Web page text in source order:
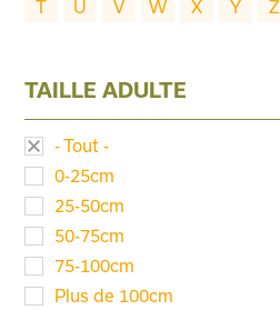
T
U V W X Y Z
TAILLE ADULTE
- Tout -
0-25cm
25-50cm
50-75cm
75-100cm
Plus de 100cm